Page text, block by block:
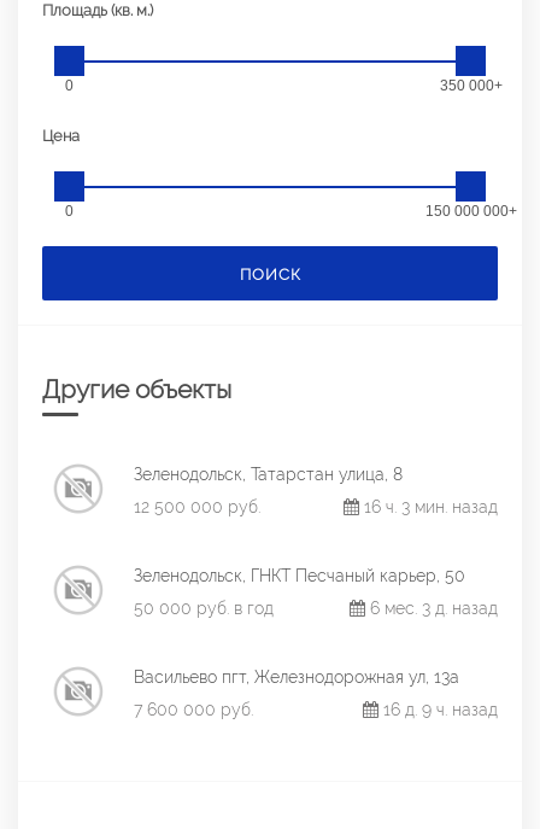
Площадь (кв. м.)
0 350 000+
Цена
0 150 000 000+
ПОИСК
Другие объекты
Зеленодольск, Татарстан улица, 8
12 500 000 руб.
16 ч. 3 мин. назад
Зеленодольск, ГНКТ Песчаный карьер, 50
50 000 руб. в год
6 мес. 3 д. назад
Васильево пгт, Железнодорожная ул, 13а
7 600 000 руб.
16 д. 9 ч. назад